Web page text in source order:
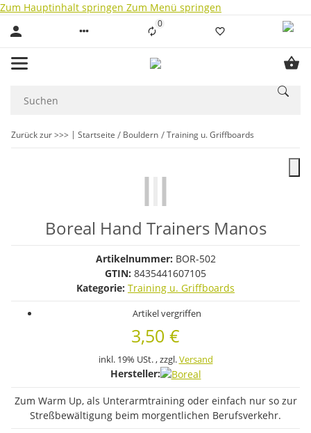
Zum Hauptinhalt springen Zum Menü springen
0Liste ist leer
Zurück zur >>> Startseite Bouldern Training u. Griffboards
Boreal Hand Trainers Manos
Artikelnummer: BOR-502
GTIN: 8435441607105
Kategorie: Training u. Griffboards
Artikel vergriffen
3,50 €
inkl. 19% USt. , zzgl.Versand
Hersteller:
Zum Warm Up, als Unterarmtraining oder einfach nur so zur
Streßbewältigung beim morgentlichen Berufsverkehr.